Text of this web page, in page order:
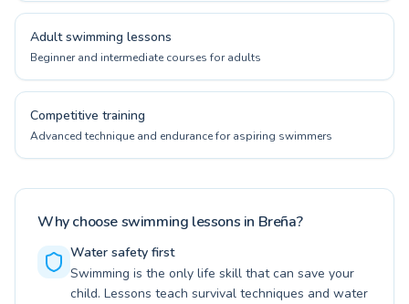
Adult swimming lessons
Beginner and intermediate courses for adults
Competitive training
Advanced technique and endurance for aspiring swimmers
Why choose swimming lessons in Breña?
Water safety first
Swimming is the only life skill that can save your
child. Lessons teach survival techniques and water